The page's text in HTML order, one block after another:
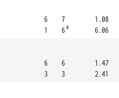
6
1
7
64
1.08
6.06
6
3
6
3
1.47
2.41